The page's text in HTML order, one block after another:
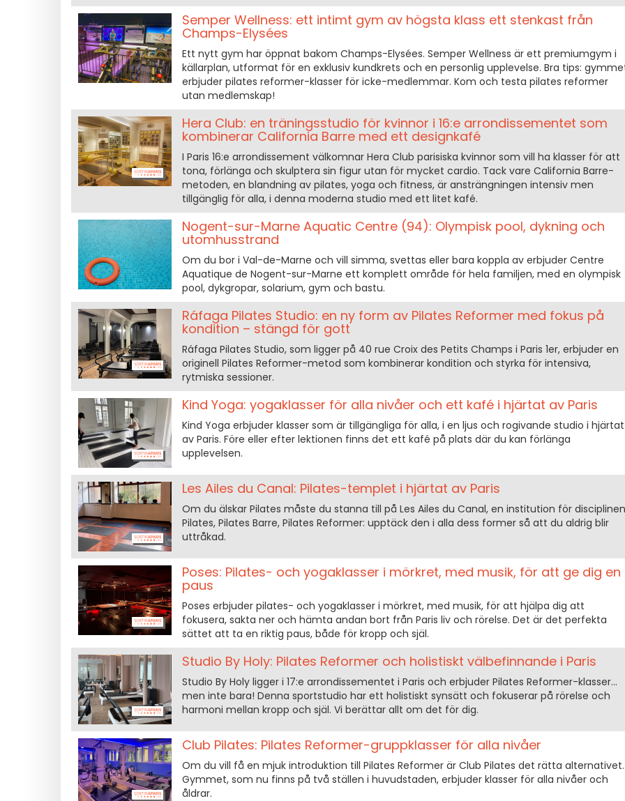
Semper Wellness: ett intimt gym av högsta klass ett stenkast från
Champs-Elysées
Ett nytt gym har öppnat bakom Champs-Elysées. Semper Wellness är ett premiumgym i
källarplan, utformat för en exklusiv kundkrets och en personlig upplevelse. Bra tips:
erbjuder pilates reformer-klasser för icke-medlemmar. Kom och testa pilates reformer
utan medlemskap!
Hera Club: en träningsstudio för kvinnor i 16:e arrondissementet som
kombinerar California Barre med ett designkafé
I Paris 16:e arrondissement välkomnar Hera Club parisiska kvinnor som vill ha klasser för att
tona, förlänga och skulptera sin figur utan för mycket cardio. Tack vare California Barre-
metoden, en blandning av pilates, yoga och fitness, är ansträngningen intensiv men
tillgänglig för alla, i denna moderna studio med ett litet kafé.
Nogent-sur-Marne Aquatic Centre (94): Olympisk pool, dykning och
utomhusstrand
Om du bor i Val-de-Marne och vill simma, svettas eller bara koppla av erbjuder Centre
Aquatique de Nogent-sur-Marne ett komplett område för hela familjen, med en olympisk
pool, dykgropar, solarium, gym och bastu.
Ráfaga Pilates Studio: en ny form av Pilates Reformer med fokus på
kondition – stängd för gott
Ráfaga Pilates Studio, som ligger på 40 rue Croix des Petits Champs i Paris 1er, erbjuder en
originell Pilates Reformer-metod som kombinerar kondition och styrka för intensiva,
rytmiska sessioner.
Kind Yoga: yogaklasser för alla nivåer och ett kafé i hjärtat av Paris
Kind Yoga erbjuder klasser som är tillgängliga för alla, i en ljus och rogivande studio i hjärtat
av Paris. Före eller efter lektionen finns det ett kafé på plats där du kan förlänga
upplevelsen.
Les Ailes du Canal: Pilates-templet i hjärtat av Paris
Om du älskar Pilates måste du stanna till på Les Ailes du Canal, en institution för
Pilates, Pilates Barre, Pilates Reformer: upptäck den i alla dess former så att du aldrig blir
uttråkad.
Poses: Pilates- och yogaklasser i mörkret, med musik, för att ge dig en
paus
Poses erbjuder pilates- och yogaklasser i mörkret, med musik, för att hjälpa dig att
fokusera, sakta ner och hämta andan bort från Paris liv och rörelse. Det är det perfekta
sättet att ta en riktig paus, både för kropp och själ.
Studio By Holy: Pilates Reformer och holistiskt välbefinnande i Paris
Studio By Holy ligger i 17:e arrondissementet i Paris och erbjuder Pilates Reformer-klasser...
men inte bara! Denna sportstudio har ett holistiskt synsätt och fokuserar på rörelse och
harmoni mellan kropp och själ. Vi berättar allt om det för dig.
Club Pilates: Pilates Reformer-gruppklasser för alla nivåer
Om du vill få en mjuk introduktion till Pilates Reformer är Club Pilates det rätta alternativet.
Gymmet, som nu finns på två ställen i huvudstaden, erbjuder klasser för alla nivåer och
åldrar.